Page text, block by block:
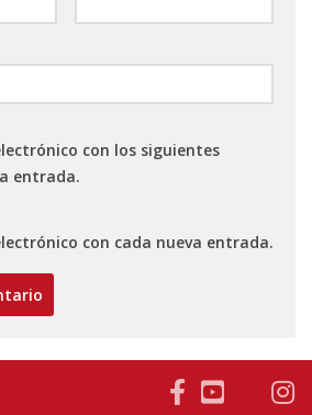
con los siguientes
entrada.
con cada nueva entrada.